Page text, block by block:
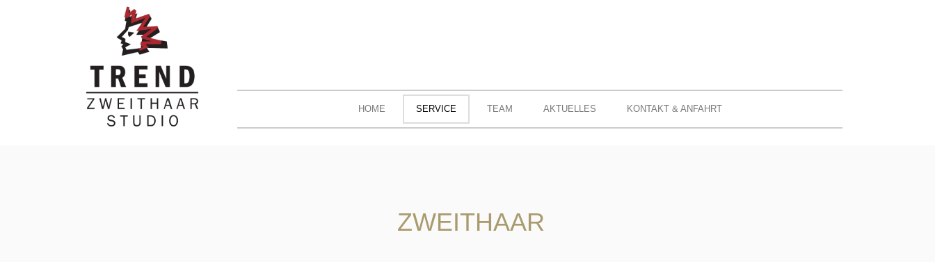
HOME SERVICE TEAM AKTUELLES KONTAKT & ANFAHRT
ZWEITHAAR